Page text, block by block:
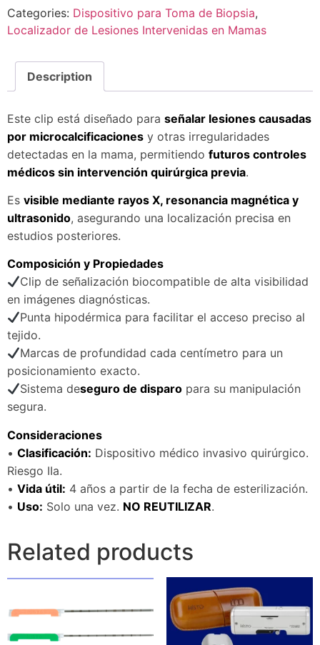
Categories: Dispositivo para Toma de Biopsia,
Localizador de Lesiones Intervenidas en Mamas
Description
Este clip está diseñado para señalar lesiones causadas
por microcalcificaciones y otras irregularidades
detectadas en la mama, permitiendo futuros controles
médicos sin intervención quirúrgica previa.
Es visible mediante rayos X, resonancia magnética y
ultrasonido, asegurando una localización precisa en
estudios posteriores.
Composición y Propiedades
Clip de señalización biocompatible de alta visibilidad
en imágenes diagnósticas.
Punta hipodérmica para facilitar el acceso preciso al
tejido.
Marcas de profundidad cada centímetro para un
posicionamiento exacto.
Sistema deseguro de disparo para su manipulación
segura.
Consideraciones
• Clasificación: Dispositivo médico invasivo quirúrgico.
Riesgo IIa.
• Vida útil: 4 años a partir de la fecha de esterilización.
• Uso: Solo una vez. NO REUTILIZAR.
Related products